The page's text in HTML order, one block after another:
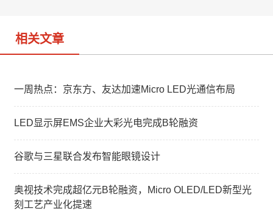
相关文章
一周热点：京东方、友达加速Micro LED光通信布局
LED显示屏EMS企业大彩光电完成B轮融资
谷歌与三星联合发布智能眼镜设计
奥视技术完成超亿元B轮融资，Micro OLED/LED新型光
刻工艺产业化提速